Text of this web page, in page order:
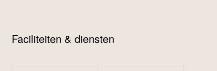
Faciliteiten & diensten